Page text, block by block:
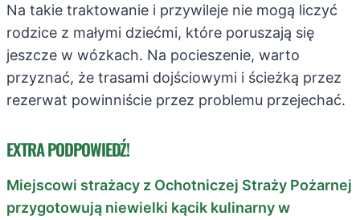
Na takie traktowanie i przywileje nie mogą liczyć
rodzice z małymi dziećmi, które poruszają się
jeszcze w wózkach. Na pocieszenie, warto
przyznać, że trasami dojściowymi i ścieżką przez
rezerwat powinniście przez problemu przejechać.
EXTRA PODPOWIEDŹ!
Miejscowi strażacy z Ochotniczej Straży Pożarnej
przygotowują niewielki kącik kulinarny w